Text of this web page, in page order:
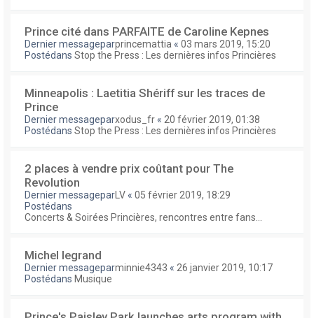
Prince cité dans PARFAITE de Caroline Kepnes
Dernier messageparprincemattia « 03 mars 2019, 15:20
Postédans Stop the Press : Les dernières infos Princières
Minneapolis : Laetitia Shériff sur les traces de
Prince
Dernier messageparxodus_fr « 20 février 2019, 01:38
Postédans Stop the Press : Les dernières infos Princières
2 places à vendre prix coûtant pour The
Revolution
Dernier messagepar LV « 05 février 2019, 18:29
Postédans
Concerts & Soirées Princières, rencontres entre fans...
Michel legrand
Dernier messageparminnie4343 « 26 janvier 2019, 10:17
Postédans Musique